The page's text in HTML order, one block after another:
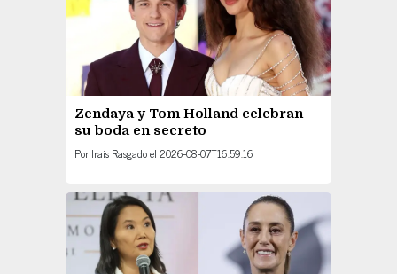
Zendaya y Tom Holland celebran
su boda en secreto
Por Irais Rasgadoel 2026-08-07T16:59:16